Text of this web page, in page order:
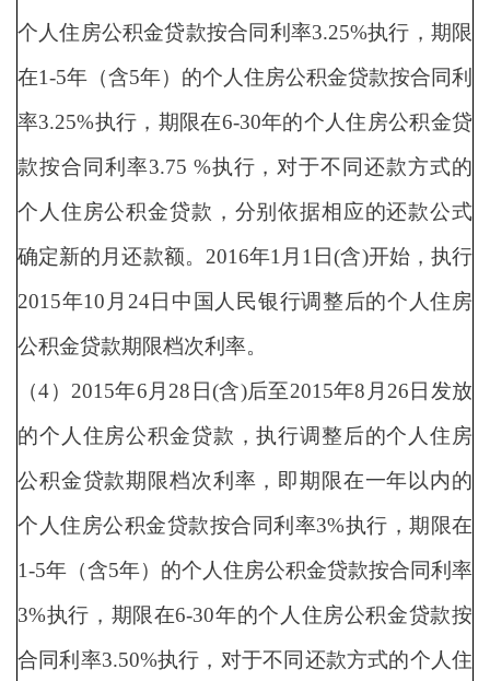
个人住房公积金贷款按合同利率3.25%执行，期限
在1-5年（含5年）的个人住房公积金贷款按合同利
率3.25%执行，期限在6-30年的个人住房公积金贷
款按合同利率3.75 %执行，对于不同还款方式的
个人住房公积金贷款，分别依据相应的还款公式
确定新的月还款额。2016年1月1日(含)开始，执行
2015年10月24日中国人民银行调整后的个人住房
公积金贷款期限档次利率。
（4）2015年6月28日(含)后至2015年8月26日发放
的个人住房公积金贷款，执行调整后的个人住房
公积金贷款期限档次利率，即期限在一年以内的
个人住房公积金贷款按合同利率3%执行，期限在
1-5年（含5年）的个人住房公积金贷款按合同利率
3%执行，期限在6-30年的个人住房公积金贷款按
合同利率3.50%执行，对于不同还款方式的个人住